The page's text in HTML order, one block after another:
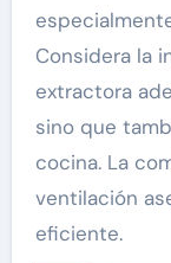
Considera la
extractora
sino que
cocina. La
ventilación
eficiente.